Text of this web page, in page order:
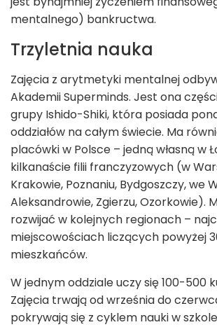
mentalnego) bankructwa.
Trzyletnia nauka
Zajęcia z arytmetyki mentalnej
Akademii Superminds. Jest ona
grupy Ishido-Shiki, która posiada
oddziałów na całym świecie. Ma
placówki w Polsce – jedną własną w
kilkanaście filii franczyzowych (w
Krakowie, Poznaniu, Bydgoszczy, we
Aleksandrowie, Zgierzu, Ozorkowie).
rozwijać w kolejnych regionach –
miejscowościach liczących powyżej
mieszkańców.
W jednym oddziale uczy się 100-500
Zajęcia trwają od września do
pokrywają się z cyklem nauki w